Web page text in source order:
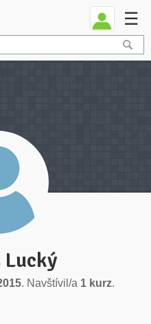
☰
Lucký
. Navštívil/a 1 kurz.